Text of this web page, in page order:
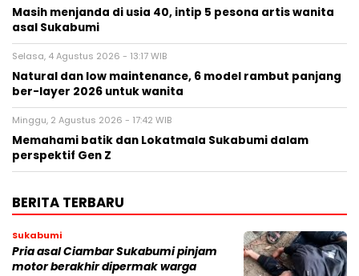
Masih menjanda di usia 40, intip 5 pesona artis wanita
asal Sukabumi
Selasa, 4 Agustus 2026 - 13:17 WIB
Natural dan low maintenance, 6 model rambut panjang
ber-layer 2026 untuk wanita
Minggu, 2 Agustus 2026 - 17:42 WIB
Memahami batik dan Lokatmala Sukabumi dalam
perspektif Gen Z
BERITA TERBARU
Sukabumi
Pria asal Ciambar Sukabumi pinjam
motor berakhir dipermak warga